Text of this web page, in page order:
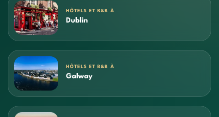
HÔTELS ET B&B À
Dublin
HÔTELS ET B&B À
Galway